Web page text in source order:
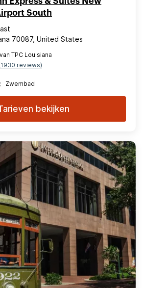
South
70087, United States
TPC Louisiana
reviews)
Zwembad
bekijken